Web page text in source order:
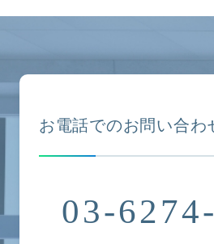
お電話でのお問い合わ
03-